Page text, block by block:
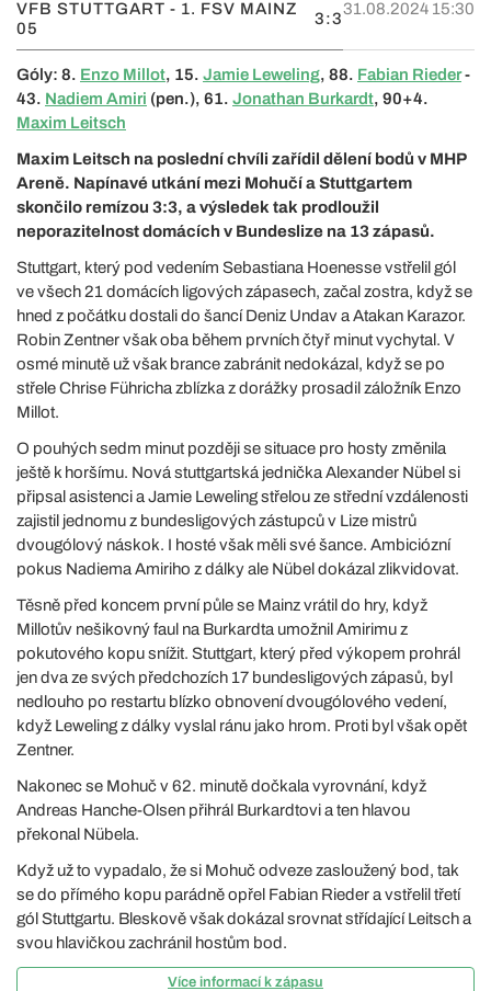
VFB STUTTGART - 1. FSV MAINZ
05
3:3
31.08.2024 15:30
Góly: 8. Enzo Millot, 15. Jamie Leweling, 88. Fabian Rieder-
43. Nadiem Amiri (pen.), 61. Jonathan Burkardt, 90+4.
Maxim Leitsch
Maxim Leitsch na poslední chvíli zařídil dělení bodů v MHP
Areně. Napínavé utkání mezi Mohučí a Stuttgartem
skončilo remízou 3:3, a výsledek tak prodloužil
neporazitelnost domácích v Bundeslize na 13 zápasů.
Stuttgart, který pod vedením Sebastiana Hoenesse vstřelil gól
ve všech 21 domácích ligových zápasech, začal zostra, když se
hned z počátku dostali do šancí Deniz Undav a Atakan Karazor.
Robin Zentner však oba během prvních čtyř minut vychytal. V
osmé minutě už však brance zabránit nedokázal, když se po
střele Chrise Führicha zblízka z dorážky prosadil záložník Enzo
Millot.
O pouhých sedm minut později se situace pro hosty změnila
ještě k horšímu. Nová stuttgartská jednička Alexander Nübel si
připsal asistenci a Jamie Leweling střelou ze střední vzdálenosti
zajistil jednomu z bundesligových zástupců v Lize mistrů
dvougólový náskok. I hosté však měli své šance. Ambiciózní
pokus Nadiema Amiriho z dálky ale Nübel dokázal zlikvidovat.
Těsně před koncem první půle se Mainz vrátil do hry, když
Millotův nešikovný faul na Burkardta umožnil Amirimu z
pokutového kopu snížit. Stuttgart, který před výkopem prohrál
jen dva ze svých předchozích 17 bundesligových zápasů, byl
nedlouho po restartu blízko obnovení dvougólového vedení,
když Leweling z dálky vyslal ránu jako hrom. Proti byl však opět
Zentner.
Nakonec se Mohuč v 62. minutě dočkala vyrovnání, když
Andreas Hanche-Olsen přihrál Burkardtovi a ten hlavou
překonal Nübela.
Když už to vypadalo, že si Mohuč odveze zasloužený bod, tak
se do přímého kopu parádně opřel Fabian Rieder a vstřelil třetí
gól Stuttgartu. Bleskově však dokázal srovnat střídající Leitsch a
svou hlavičkou zachránil hostům bod.
Více informací k zápasu